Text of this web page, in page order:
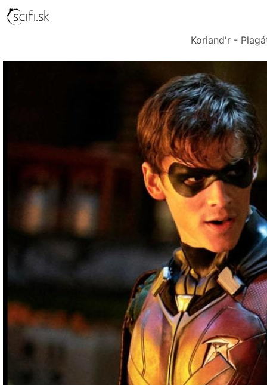
Koriand'r -